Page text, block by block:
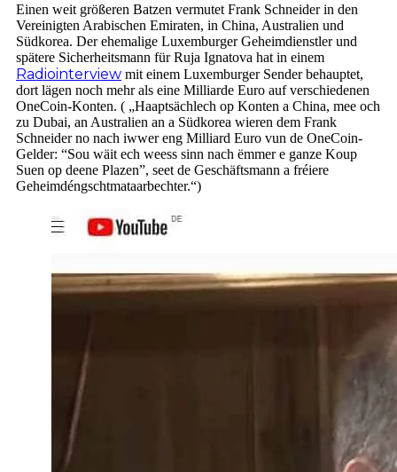
Einen weit größeren Batzen vermutet Frank Schneider in den
Vereinigten Arabischen Emiraten, in China, Australien und
Südkorea. Der ehemalige Luxemburger Geheimdienstler und
spätere Sicherheitsmann für Ruja Ignatova hat in einem
Radiointerview mit einem Luxemburger Sender behauptet,
dort lägen noch mehr als eine Milliarde Euro auf verschiedenen
OneCoin-Konten. ( „Haaptsächlech op Konten a China, mee och
zu Dubai, an Australien an a Südkorea wieren dem Frank
Schneider no nach iwwer eng Milliard Euro vun de OneCoin-
Gelder: “Sou wäit ech weess sinn nach ëmmer e ganze Koup
Suen op deene Plazen”, seet de Geschäftsmann a fréiere
Geheimdéngschtmataarbechter.“)